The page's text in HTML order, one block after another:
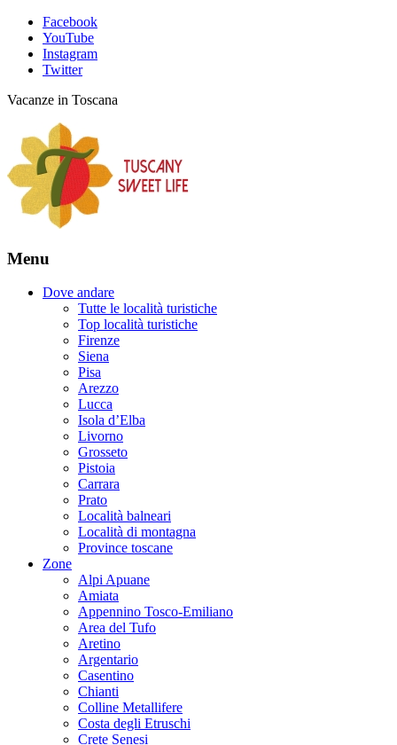
Facebook
YouTube
Instagram
Twitter
Vacanze in Toscana
Menu
Dove andare
Tutte le località turistiche
Top località turistiche
Firenze
Siena
Pisa
Arezzo
Lucca
Isola d’Elba
Livorno
Grosseto
Pistoia
Carrara
Prato
Località balneari
Località di montagna
Province toscane
Zone
Alpi Apuane
Amiata
Appennino Tosco-Emiliano
Area del Tufo
Aretino
Argentario
Casentino
Chianti
Colline Metallifere
Costa degli Etruschi
Crete Senesi